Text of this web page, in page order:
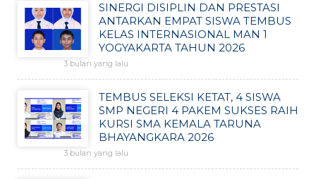
SINERGI DISIPLIN DAN PRESTASI
ANTARKAN EMPAT SISWA TEMBUS
KELAS INTERNASIONAL MAN 1
YOGYAKARTA TAHUN 2026
3 bulan yang lalu
TEMBUS SELEKSI KETAT, 4 SISWA
SMP NEGERI 4 PAKEM SUKSES RAIH
KURSI SMA KEMALA TARUNA
BHAYANGKARA 2026
3 bulan yang lalu